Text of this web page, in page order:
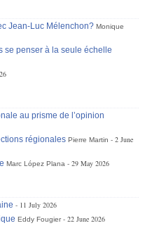
Jean-Luc Mélenchon? Monique
se penser à la seule échelle
au prisme de l’opinion
régionales Pierre Martin
2 June
Marc López Plana 29 May 2026
11 July 2026
Eddy Fougier
22 June 2026